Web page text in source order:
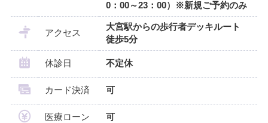
0：00～23：00）※新規ご予約のみ
アクセス
大宮駅からの歩行者デッキルート
徒歩5分
休診日 不定休
カード決済 可
医療ローン 可